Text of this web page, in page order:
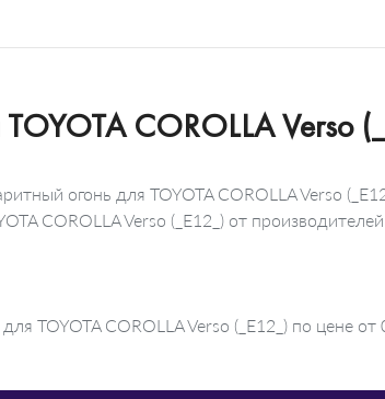
TOYOTA COROLLA Verso
огонь для TOYOTA COROLLA Verso
COROLLA Verso (_E12_) от
TOYOTA COROLLA Verso (_E12_) по цене от